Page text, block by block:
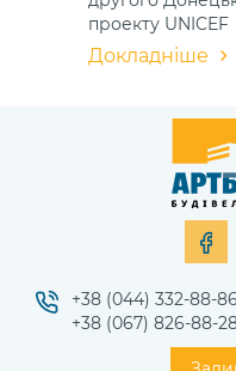
проекту UNICEF
Докладніше
+38 (044) 332-88-86
+38 (067) 826-88-